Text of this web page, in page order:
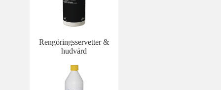
Rengöringsservetter &
hudvård